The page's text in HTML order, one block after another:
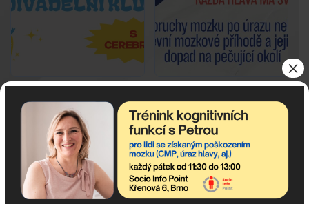
V říjnu do Divadla
Bez Zábradlí
Celý článek
Přednáška v rámci
Mezinárodního dne
pečujících
Celý článek
×